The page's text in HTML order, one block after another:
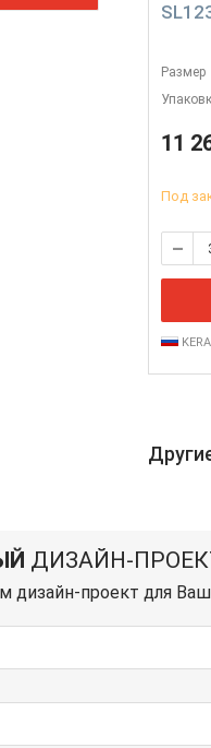
Размер
11
Под
ДИЗАЙН-
дизайн-проект для